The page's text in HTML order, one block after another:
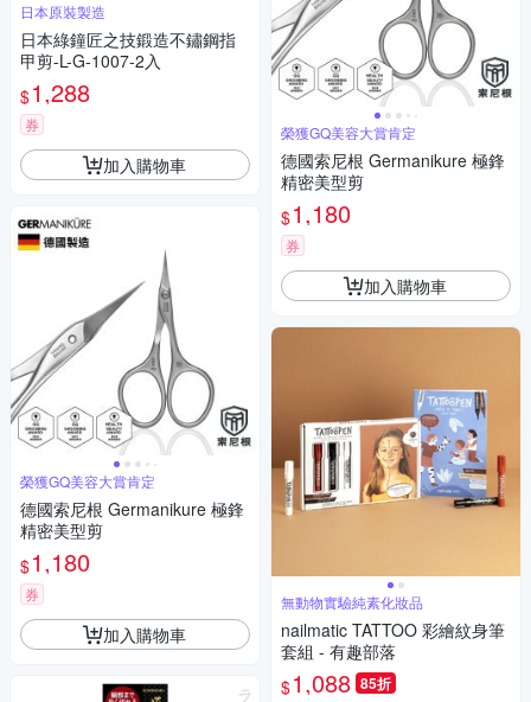
日本原裝製造
日本綠鐘匠之技鍛造不鏽鋼指
甲剪-L-G-1007-2入
$1,288
券
加入購物車
榮獲GQ美容大賞肯定
德國索尼根 Germanikure 極鋒
精密美型剪
$1,180
券
加入購物車
榮獲GQ美容大賞肯定
德國索尼根 Germanikure 極鋒
精密美型剪
$1,180
券
加入購物車
無動物實驗純素化妝品
nailmatic TATTOO 彩繪紋身筆
套組 - 有趣部落
$1,088 85折